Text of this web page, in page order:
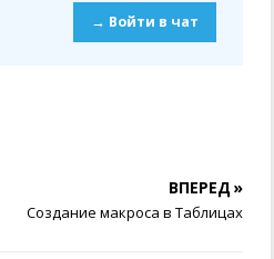
→ Войти в чат
ВПЕРЕД »
Создание макроса в Таблицах